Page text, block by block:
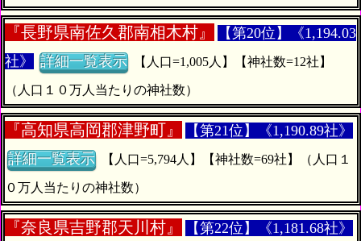
『長野県南佐久郡南相木村』
【第20位】《1,194.03
社》
詳細一覧表示
（人口１０万人当たりの神社数）
『高知県高岡郡津野町』
【第21位】《1,190.89社》
詳細一覧表示
０万人当たりの神社数）
『奈良県吉野郡天川村』
【第22位】《1,181.68社》